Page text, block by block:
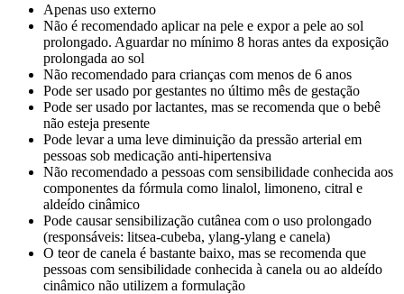
Apenas uso externo
Não é recomendado aplicar na pele e expor a pele ao sol
prolongado. Aguardar no mínimo 8 horas antes da exposição
prolongada ao sol
Não recomendado para crianças com menos de 6 anos
Pode ser usado por gestantes no último mês de gestação
Pode ser usado por lactantes, mas se recomenda que o bebê
não esteja presente
Pode levar a uma leve diminuição da pressão arterial em
pessoas sob medicação anti-hipertensiva
Não recomendado a pessoas com sensibilidade conhecida aos
componentes da fórmula como linalol, limoneno, citral e
aldeído cinâmico
Pode causar sensibilização cutânea com o uso prolongado
(responsáveis: litsea-cubeba, ylang-ylang e canela)
O teor de canela é bastante baixo, mas se recomenda que
pessoas com sensibilidade conhecida à canela ou ao aldeído
cinâmico não utilizem a formulação